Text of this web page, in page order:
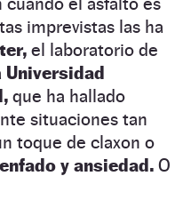
imprevistas las ha
el laboratorio de
Universidad
que ha hallado
situaciones tan
toque de claxon o
y ansiedad. O